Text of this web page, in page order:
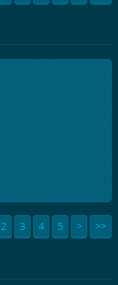
2 3 4 5 > >>